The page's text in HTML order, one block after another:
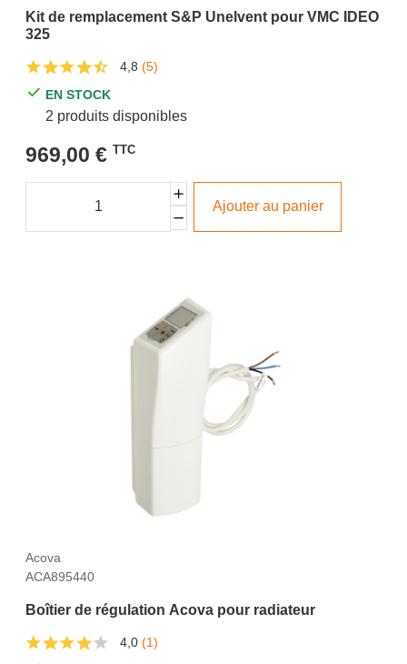
Kit de remplacement S&P Unelvent pour VMC IDEO
325
4,8 (5)
EN STOCK
2 produits disponibles
969,00 € TTC
Ajouter au panier
Acova
ACA895440
Boîtier de régulation Acova pour radiateur
4,0 (1)